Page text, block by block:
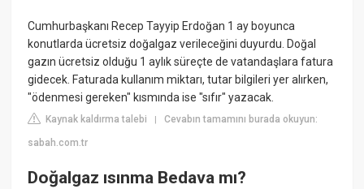
Cumhurbaşkanı Recep Tayyip Erdoğan 1 ay boyunca
konutlarda ücretsiz doğalgaz verileceğini duyurdu. Doğal
gazın ücretsiz olduğu 1 aylık süreçte de vatandaşlara fatura
gidecek. Faturada kullanım miktarı, tutar bilgileri yer alırken,
"ödenmesi gereken" kısmında ise "sıfır" yazacak.
Kaynak kaldırma talebi |Cevabın tamamını burada okuyun:
sabah.com.tr
Doğalgaz ısınma Bedava mı?